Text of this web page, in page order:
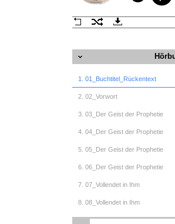
1. 01_Buchtitel_Rückentext
2. 02_Vorwort
3. 03_Der Geist der Prophetie
4. 04_Der Geist der Prophetie
5. 05_Der Geist der Prophetie
6. 06_Der Geist der Prophetie
7. 07_Vollendet in Ihm
8. 08_Vollendet in Ihm
9. 09_Vollendet in Ihm